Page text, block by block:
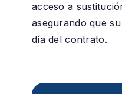
acceso a
asegurando que
día del contrato.